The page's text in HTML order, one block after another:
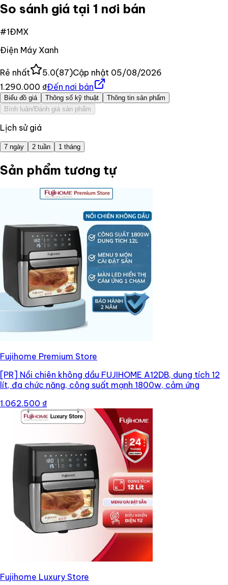
So sánh giá tại 1 nơi bán
#1ĐMX
Điện Máy Xanh
Rẻ nhất 5.0(87)Cập nhật 05/08/2026
1.290.000 ₫Đến nơi bán
Biểu đồ giá Thông số kỹ thuật
Thông tin sản phẩm
Bình luận/Đánh giá sản phẩm
Lịch sử giá
7 ngày 2 tuần 1 tháng
Sản phẩm tương tự
Fujihome Premium Store
[PR] Nồi chiên không dầu FUJIHOME A12DB, dung tích 12
lít, đa chức năng, công suất mạnh 1800w, cảm ứng
1.062.500 ₫
Fujihome Luxury Store